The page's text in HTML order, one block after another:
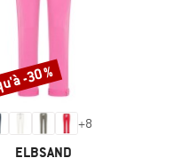
+8
MARQUE
ELBSAND
-30 %